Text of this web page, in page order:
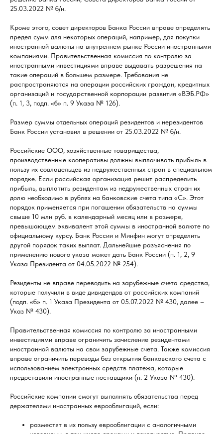
25.03.2022 № б/н.
Кроме этого, совет директоров Банка России вправе определять
предел сумм для некоторых операций, например, для покупки
иностранной валюты на внутреннем рынке России иностранными
компаниями. Правительственная комиссия по контролю за
иностранными инвестициями вправе выдавать разрешения на
такие операций в большем размере. Требования не
распространяются на операции российских граждан, кредитных
организаций и государственной корпорации развития «ВЭБ.РФ»
(п. 1, 3, подп. «б» п. 9 Указа № 126).
Размер суммы отдельных операций резидентов и нерезидентов
Банк России установил в решении от 25.03.2022 № б/н.
Российские ООО, хозяйственные товарищества,
производственные кооперативы должны выплачивать прибыль в
пользу их совладельцев из недружественных стран в специальном
порядке. Если российская организация решит распределить
прибыль, выплатить резидентам из недружественных стран их
долю необходимо в рублях на банковские счета типа «C». Этот
порядок применяется при погашении обязательств на суммы
свыше 10 млн руб. в календарный месяц или в размере,
превышающем эквивалент этой суммы в иностранной валюте по
официальному курсу. Банк России и Минфин могут определить
другой порядок таких выплат. Дальнейшие разъяснения по
применению нового указа может дать Банк России (п. 1, 2, 9
Указа Президента от 04.05.2022 № 254).
Резиденты не вправе переводить на зарубежные счета средства,
которые получили в виде дивидендов от российских компаний
(подп. «б» п. 1 Указа Президента от 05.07.2022 № 430, далее –
Указ № 430).
Правительственная комиссия по контролю за иностранными
инвестициями вправе ограничить зачисление резидентами
иностранной валюты на свои зарубежные счета. Также комиссия
вправе ограничить переводы без открытия банковского счета с
использованием электронных средств платежа, которые
предоставили иностранные поставщики (п. 2 Указа № 430).
Российские компании смогут выполнять обязательства перед
держателями иностранных еврооблигаций, если:
разместят в их пользу еврооблигации с аналогичными